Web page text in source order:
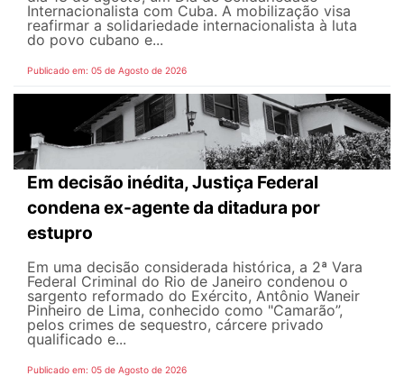
Internacionalista com Cuba. A mobilização visa
reafirmar a solidariedade internacionalista à luta
do povo cubano e...
Publicado em: 05 de Agosto de 2026
Em decisão inédita, Justiça Federal
condena ex-agente da ditadura por
estupro
Em uma decisão considerada histórica, a 2ª Vara
Federal Criminal do Rio de Janeiro condenou o
sargento reformado do Exército, Antônio Waneir
Pinheiro de Lima, conhecido como "Camarão”,
pelos crimes de sequestro, cárcere privado
qualificado e...
Publicado em: 05 de Agosto de 2026